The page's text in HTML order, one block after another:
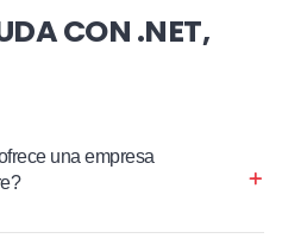
CON .NET,
una empresa